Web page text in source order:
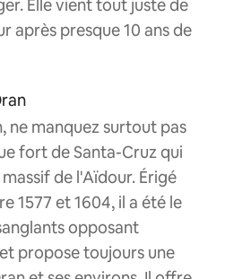
Elle vient tout juste de
après presque 10 ans de
ne manquez surtout pas
fort de Santa-Cruz qui
de l'Aïdour. Érigé
1577 et 1604, il a été le
opposant
propose toujours une